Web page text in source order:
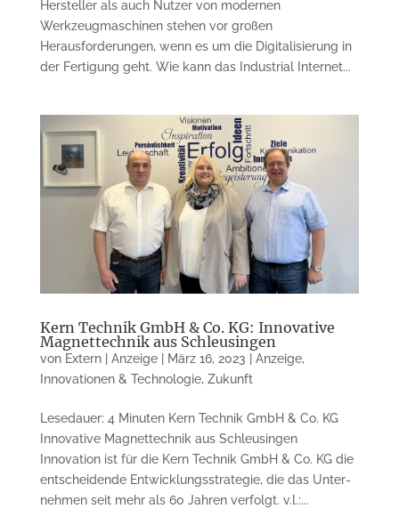
Hersteller als auch Nutzer von modernen
Werkzeugmaschinen stehen vor großen
Herausforderungen, wenn es um die Digitalisierung in
der Fertigung geht. Wie kann das Industrial Internet...
Kern Technik GmbH & Co. KG: Innovative
Magnettechnik aus Schleusingen
von Extern | Anzeige| März 16, 2023 Anzeige,
Innovationen & Technologie, Zukunft
Lesedauer: 4 Minuten Kern Technik GmbH & Co. KG
Innovative Magnettechnik aus Schleusingen
Innovation ist für die Kern Technik GmbH & Co. KG die
entscheidende Ent­wicklungs­stra­tegie, die das Unter­
nehmen seit mehr als 60 Jahren verfolgt. v.l.:...